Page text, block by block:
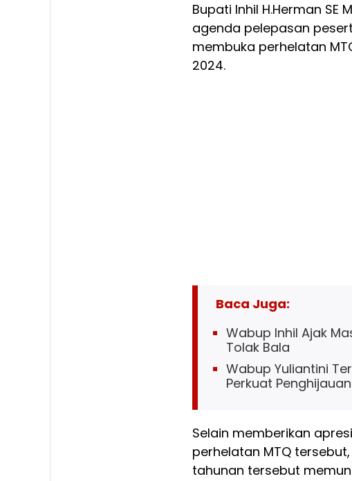
Bupati Inhil H.Herman
agenda pelepasan
membuka perhelatan
2024.
Baca Juga:
Wabup Inhil Ajak
Tolak Bala
Wabup Yuliantini
Perkuat
Selain memberikan
perhelatan MTQ
tahunan tersebut